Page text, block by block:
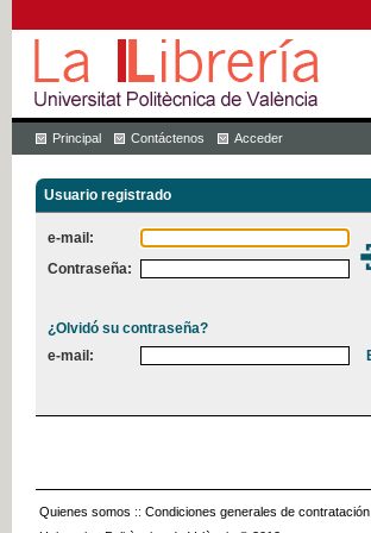
Principal Contáctenos Acceder
Usuario registrado
e-mail:
Contraseña:
¿Olvidó su contraseña?
e-mail:
Quienes somos :: Condiciones generales de contratación